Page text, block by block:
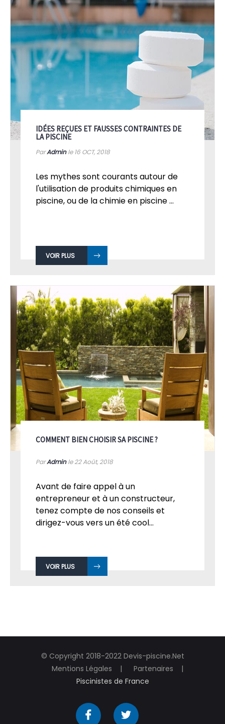
IDÉES REÇUES ET FAUSSES CONTRAINTES DE
LA PISCINE
ParAdminle 16 OCT, 2018
Les mythes sont courants autour de
l'utilisation de produits chimiques en
piscine, ou de la chimie en piscine ...
VOIR PLUS
COMMENT BIEN CHOISIR SA PISCINE ?
ParAdminle 22Août, 2018
Avant de faire appel à un
entrepreneur et à un constructeur,
tenez compte de nos conseils et
dirigez-vous vers un été cool...
VOIR PLUS
© Copyright 2018-2022 Devis-piscine.Net
Mentions Légales
Partenaires
Piscinistes de France